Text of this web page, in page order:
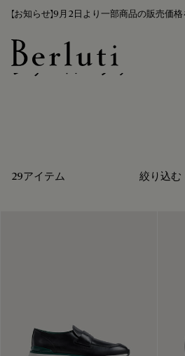
【お知らせ】9月2日より一部商品の販売価
Berluti homepage
レザーローファー
29アイテム 絞り込む